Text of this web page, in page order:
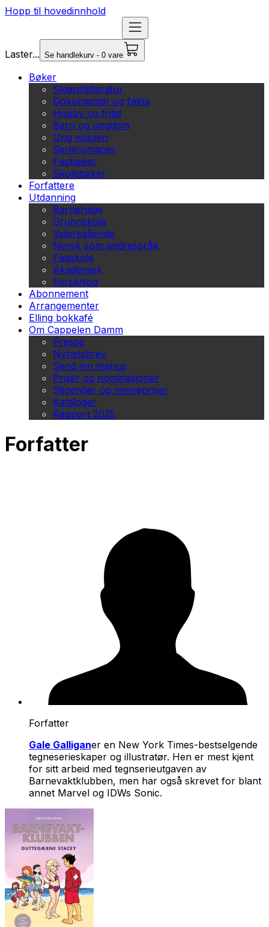
Hopp til hovedinnhold
Laster... Se handlekurv - 0 vare
Bøker
Skjønnlitteratur
Dokumentar og fakta
Hobby og fritid
Barn og ungdom
Ung voksen
Serieromaner
Fagbøker
Skolebøker
Forfattere
Utdanning
Barnehage
Grunnskole
Videregående
Norsk som andrespråk
Fagskole
Akademisk
Forskning
Abonnement
Arrangementer
Elling bokkafé
Om Cappelen Damm
Presse
Nyhetsbrev
Send inn manus
Priser og nominasjoner
Stipender og minnepriser
Kataloger
Rapport 2025
Forfatter
Forfatter
Gale Galliganer en New York Times-bestselgende
tegneserieskaper og illustratør. Hen er mest kjent
for sitt arbeid med tegnserieutgaven av
Barnevaktklubben, men har også skrevet for blant
annet Marvel og IDWs Sonic.